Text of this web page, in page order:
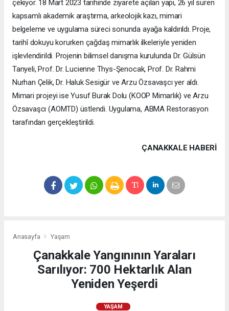
çekiyor. 18 Mart 2023 tarihinde ziyarete açılan yapı, 26 yıl süren
kapsamlı akademik araştırma, arkeolojik kazı, mimari
belgeleme ve uygulama süreci sonunda ayağa kaldırıldı. Proje,
tarihî dokuyu korurken çağdaş mimarlık ilkeleriyle yeniden
işlevlendirildi. Projenin bilimsel danışma kurulunda Dr. Gülsün
Tanyeli, Prof. Dr. Lucienne Thys-Şenocak, Prof. Dr. Rahmi
Nurhan Çelik, Dr. Haluk Sesigür ve Arzu Özsavaşcı yer aldı.
Mimari projeyi ise Yusuf Burak Dolu (KOOP Mimarlık) ve Arzu
Özsavaşcı (AOMTD) üstlendi. Uygulama, ABMA Restorasyon
tarafından gerçekleştirildi.
ÇANAKKALE HABERİ
Anasayfa Yaşam
Çanakkale Yangınının Yaraları
Sarılıyor: 700 Hektarlık Alan
Yeniden Yeşerdi
YAŞAM